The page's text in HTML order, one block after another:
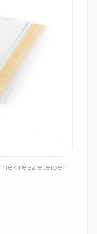
részleteiben